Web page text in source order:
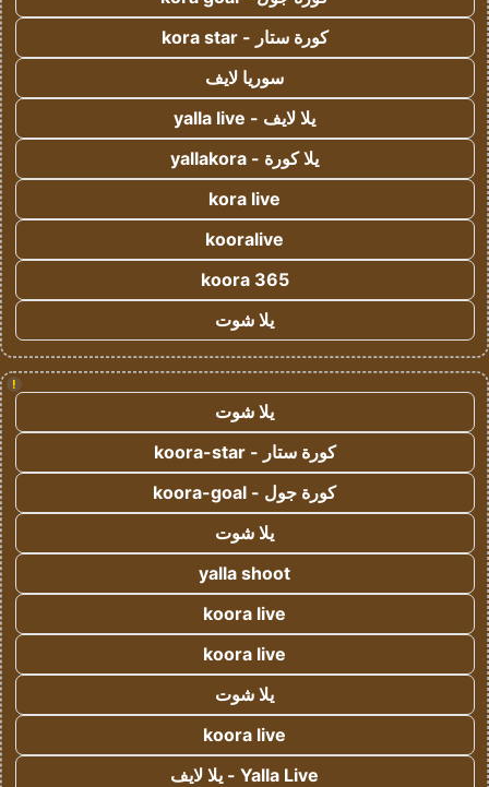
كورة ستار - kora star
سوريا لايف
يلا لايف - yalla live
يلا كورة - yallakora
kora live
kooralive
koora 365
يلا شوت
!
يلا شوت
كورة ستار - koora-star
كورة جول - koora-goal
يلا شوت
yalla shoot
koora live
koora live
يلا شوت
koora live
Yalla Live - يلا لايف